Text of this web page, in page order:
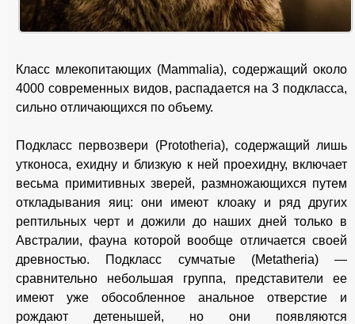
Класс млекопитающих (Mammalia), содержащий около
4000 современных видов, распадается на 3 подкласса,
сильно отличающихся по объему.
Подкласс первозвери (Prototheria), содержащий лишь
утконоса, ехидну и близкую к ней проехидну, включает
весьма примитивных зверей, размножающихся путем
откладывания яиц: они имеют клоаку и ряд других
рептильных черт и дожили до наших дней только в
Австралии, фауна которой вообще отличается своей
древностью. Подкласс сумчатые (Metatheria) —
сравнительно небольшая группа, представители ее
имеют уже обособленное анальное отверстие и
рождают детенышей, но они появляются